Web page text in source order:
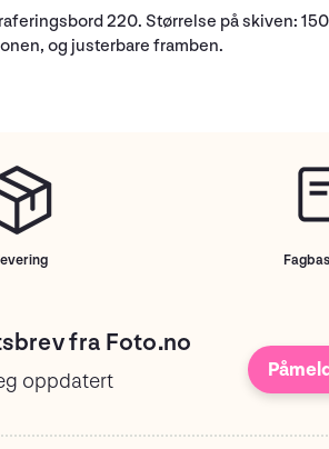
220. Størrelse på skiven:
og justerbare framben.
fra Foto.no
oppdatert